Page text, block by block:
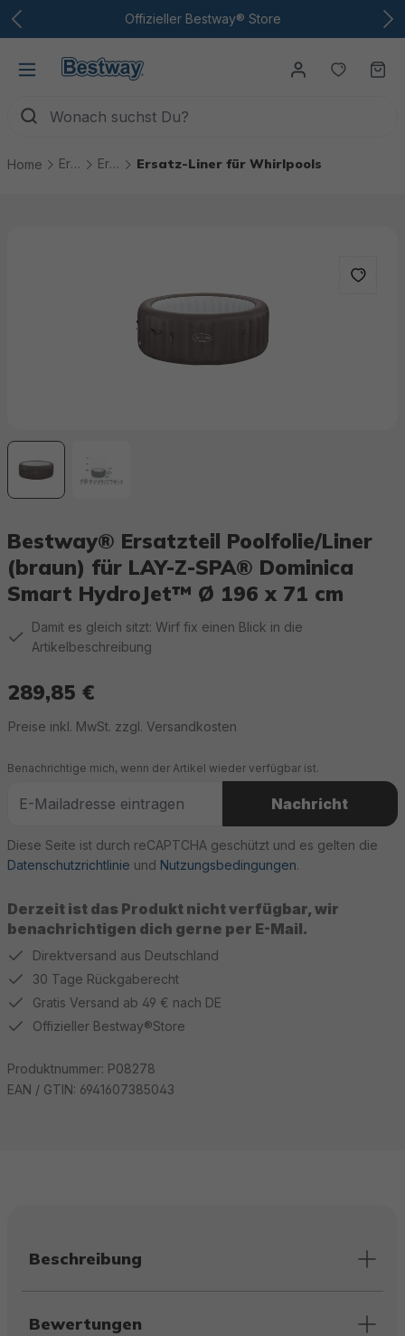
Zum Hauptinhalt Offizieller Bestway® Store
Du
Home Ersatzteile Ersatzteile Whirlpools Ersatz-Liner für Whirlpools
Bestway® Ersatzteil Poolfolie/Liner
(braun) für LAY-Z-SPA® Dominica
Smart HydroJet™ Ø 196 x 71 cm
Damit es gleich sitzt: Wirf fix einen Blick in die
Artikelbeschreibung
289,85 €
Preise inkl. MwSt. zzgl. Versandkosten
Derzeit ist das Produkt nicht verfügbar, wir
benachrichtigen dich gerne per E-Mail.
Benachrichtige mich, wenn der Artikel wieder verfügbar ist.
Nachricht
Diese Seite ist durch reCAPTCHA geschützt und es gelten die
Datenschutzrichtlinie und Nutzungsbedingungen.
Direktversand aus Deutschland
30 Tage Rückgaberecht
Gratis Versand ab 49 € nach DE
Offizieller Bestway®Store
Produktnummer: P08278
EAN / GTIN: 6941607385043
Beschreibung
Bewertungen